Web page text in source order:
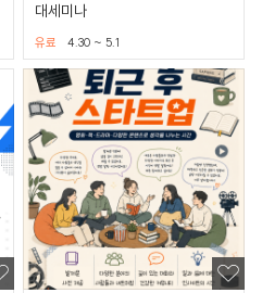
대세미나
4.30 ~ 5.1
유료